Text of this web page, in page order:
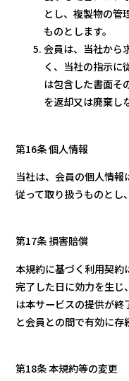
とし、複製物の管
ものとします。
会員は、当社から
く、当社の指示に
は包含した書面そ
を返却又は廃棄し
第16条 個人情報
当社は、会員の個人情報
従って取り扱うものとし
第17条 損害賠償
本規約に基づく利用契約
完了した日に効力を生じ
は本サービスの提供が終
と会員との間で有効に存
第18条 本規約等の変更